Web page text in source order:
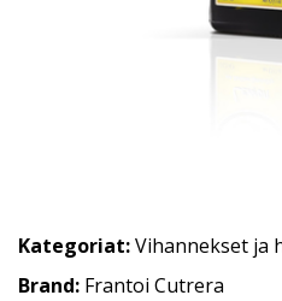
Kategoriat:Vihannekset ja
Brand: Frantoi Cutrera